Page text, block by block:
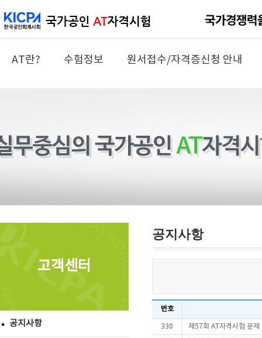
AT란? 수험정보 원서접수/자격증신청 안내
고객센터
공지사항
공지사항
번호
330 제57회 AT자격시험 문